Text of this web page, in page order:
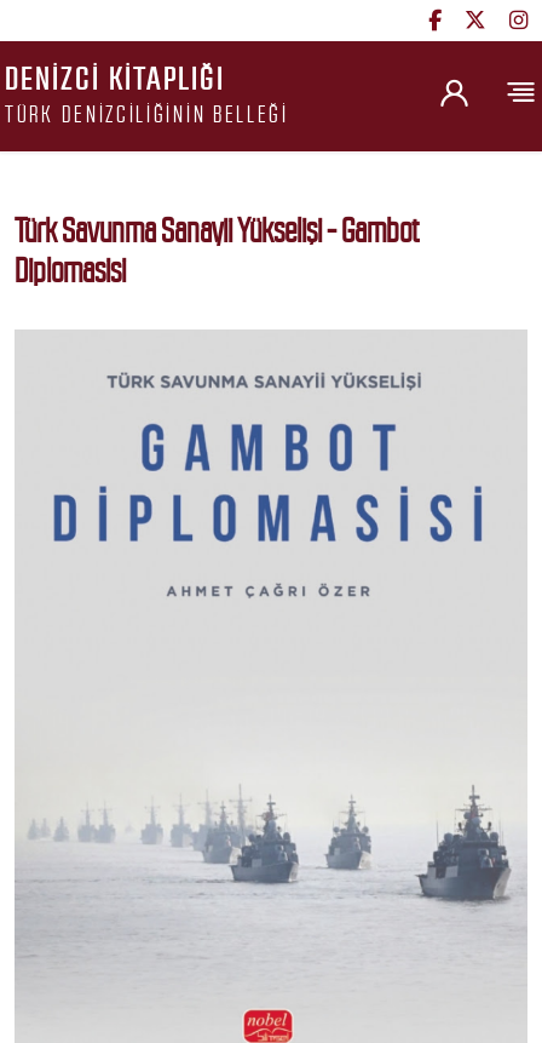
DENIZCI KITAPLIĞI
TÜRK DENIZCILIĞININ BELLEĞI
Türk Savunma Sanayii Yükselişi - Gambot
Diplomasisi